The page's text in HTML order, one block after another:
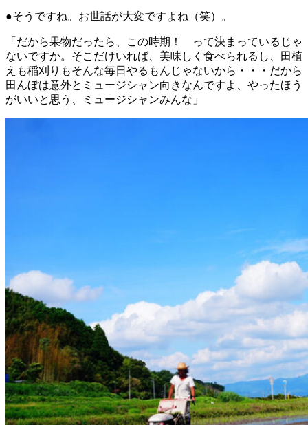
●そうですね。お世話が大変ですよね（笑）。
「だから果物だったら、この時期！ って決まっているじゃ
ないですか。そこだけいれば、美味しく食べられるし、田植
えも稲刈りもそんな毎日やるもんじゃないから・・・だから
田んぼは意外とミュージシャン向きなんですよ、やったほう
がいいと思う、ミュージシャンみんな」